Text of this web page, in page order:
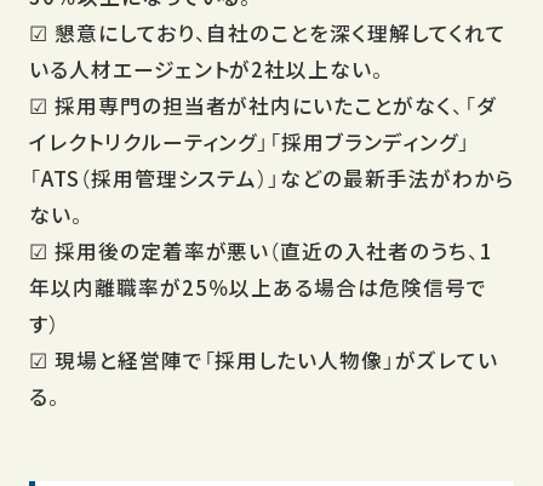
☑ 懇意にしており、自社のことを深く理解してくれて
いる人材エージェントが2社以上ない。
☑ 採用専門の担当者が社内にいたことがなく、「ダ
イレクトリクルーティング」「採用ブランディング」
「ATS（採用管理システム）」などの最新手法がわから
ない。
☑ 採用後の定着率が悪い（直近の入社者のうち、1
年以内離職率が25％以上ある場合は危険信号で
す）
☑ 現場と経営陣で「採用したい人物像」がズレてい
る。